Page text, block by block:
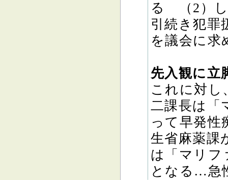
る （2）し
引続き犯
を議会に求
先入観に
これに対し
二課長は「
って早発性
生省麻薬課
は「マリフ
となる…急